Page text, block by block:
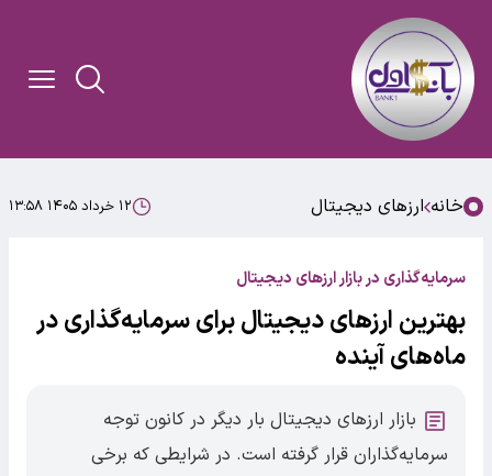
خانه ارزهای دیجیتال ۱۲ خرداد ۱۴۰۵ ۱۳:۵۸
سرمایه‌گذاری در بازار ارزهای دیجیتال
بهترین ارزهای دیجیتال برای سرمایه‌گذاری در
ماه‌های آینده
بازار ارزهای دیجیتال بار دیگر در کانون توجه
سرمایه‌گذاران قرار گرفته است. در شرایطی که برخی